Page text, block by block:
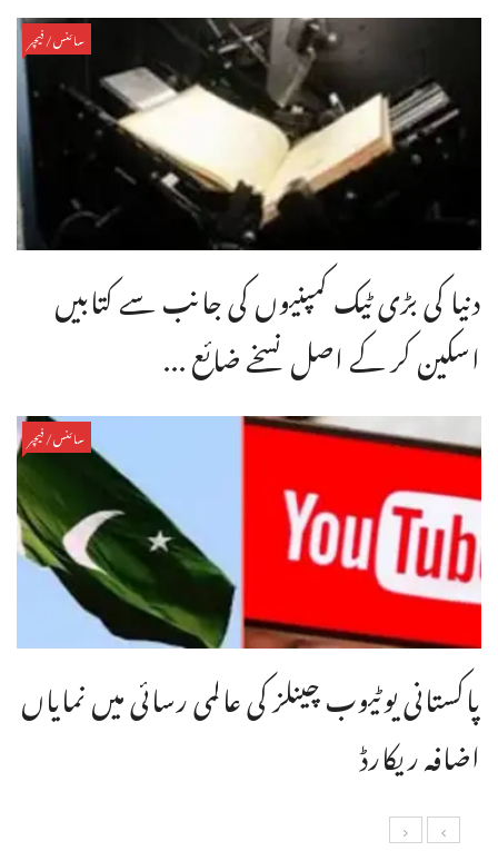
سائنس/فیچر
دنیا کی بڑی ٹیک کمپنیوں کی جانب سے کتابیں
اسکین کر کے اصل نسخے ضائع ...
سائنس/فیچر
پاکستانی یوٹیوب چینلز کی عالمی رسائی میں نمایاں
اضافہ ریکارڈ